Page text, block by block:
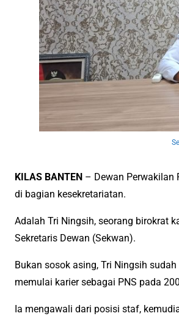
KILAS BANTEN – Dewan Perwakilan
di bagian kesekretariatan.
Adalah Tri Ningsih, seorang birokrat
Sekretaris Dewan (Sekwan).
Bukan sosok asing, Tri Ningsih
memulai karier sebagai PNS pada
Ia mengawali dari posisi staf,